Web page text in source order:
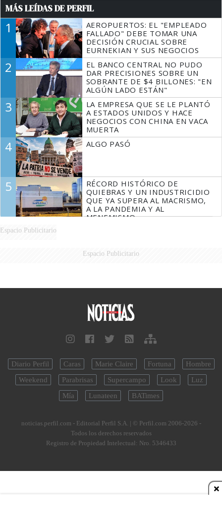
MÁS LEÍDAS DE PERFIL
1
AEROPUERTOS: EL "EMPLEADO
FALLADO" DEBE TOMAR UNA
DECISIÓN CRUCIAL SOBRE
EURNEKIAN Y SUS NEGOCIOS
2
EL BANCO CENTRAL NO PUDO
DAR PRECISIONES SOBRE UN
SOBRANTE DE $4 BILLONES: "EN
ALGÚN LADO ESTÁN"
3
LA EMPRESA QUE SE LE PLANTÓ
A ESTADOS UNIDOS Y HACE
NEGOCIOS CON CHINA EN VACA
MUERTA
4 ALGO PASÓ
5
RÉCORD HISTÓRICO DE
QUIEBRAS Y UN INDUSTRICIDIO
QUE YA SUPERA AL MACRISMO,
A LA PANDEMIA Y AL
MENEMISMO
Espacio Publicitario
Espacio Publicitario
Diario Perfil Caras Marie Claire Fortuna
Hombre
Weekend
Parabrisas Supercampo Look
Luz
Mía
Lunateen BATimes
noticias.perfil.com - Editorial Perfil S.A. | © Perfil.com 2006-2026 -
Todos los derechos reservados
Registro de Propiedad Intelectual: Nro. 5346433